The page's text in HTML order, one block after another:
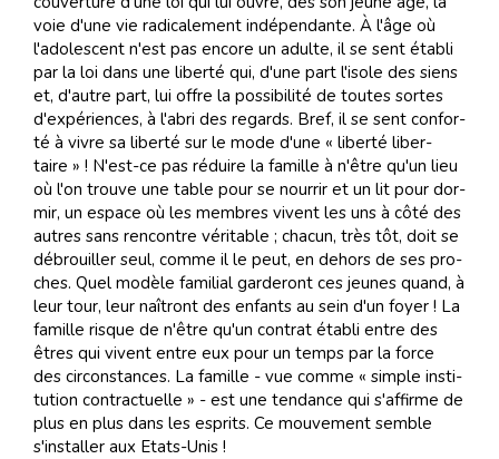
voie d'une vie ra­di­ca­le­ment in­dé­pen­dante. À l'âge où
l'ado­les­cent n'est pas en­core un adulte, il se sent éta­bli
par la loi dans une li­ber­té qui, d'une part l'isole des siens
et, d'au­tre part, lui of­fre la pos­si­bi­li­té de toutes sortes
d'ex­pé­riences, à l'abri des re­gards. Bref, il se sent con­for­
té à vi­vre sa li­ber­té sur le mode d'une « li­ber­té li­ber­
taire » ! N'est-ce pas ré­duire la fa­mille à n'être qu'un lieu
où l'on trouve une ta­ble pour se nour­rir et un lit pour dor­
mir, un es­pace où les mem­bres vi­vent les uns à côté des
au­tres sans ren­con­tre vé­ri­ta­ble ; cha­cun, très tôt, doit se
dé­brouiller seul, comme il le peut, en de­hors de ses pro­
ches. Quel mo­dèle fa­mi­lial gar­de­ront ces jeu­nes quand, à
leur tour, leur naî­tront des en­fants au sein d'un foyer ! La
fa­mille ris­que de n'être qu'un con­trat éta­bli en­tre des
êtres qui vi­vent en­tre eux pour un temps par la force
des cir­cons­tan­ces. La fa­mille - vue comme « sim­ple ins­ti­
tu­tion con­trac­tuelle » - est une ten­dance qui s'af­firme de
plus en plus dans les es­prits. Ce mou­ve­ment sem­ble
s'ins­tal­ler aux Etats-Unis !